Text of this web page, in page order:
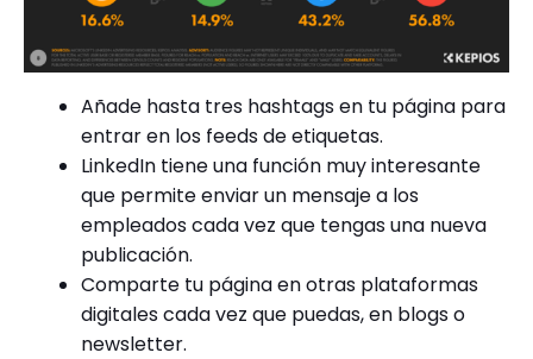
Añade hasta tres hashtags en tu página para
entrar en los feeds de etiquetas.
LinkedIn tiene una función muy interesante
que permite enviar un mensaje a los
empleados cada vez que tengas una nueva
publicación.
Comparte tu página en otras plataformas
digitales cada vez que puedas, en blogs o
newsletter.